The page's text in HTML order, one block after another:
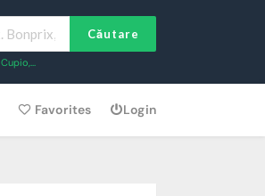
Căutare
Cupio,...
Favorites Login